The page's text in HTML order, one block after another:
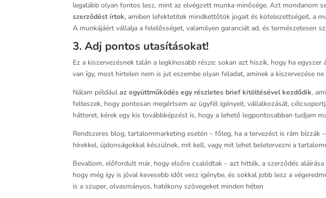
legalább olyan fontos lesz, mint az elvégzett munka minősége. Azt mondanom
szerződést írtok, amiben lefektetitek mindkettőtök jogait és kötelezettségeit, a
A munkájáért vállalja a felelősséget, valamilyen garanciát ad, és természetesen
3. Adj pontos utasításokat!
Ez a kiszervezésnek talán a legkínosabb része: sokan azt hiszik, hogy ha
van így, most hirtelen nem is jut eszembe olyan feladat, aminek a kiszervezése
Nálam példáulaz együttműködés egy részletes brief kitöltésével kezdődik,
felteszek, hogy pontosan megértsem az ügyfél igényeit, vállalkozását,
hátteret, kérek egy kis továbbképzést is, hogy a lehető legpontosabban tudjam
Rendszeres blog, tartalommarketing esetén – főleg, ha a tervezést is rám
hírekkel, újdonságokkal készülnek, mit kell, vagy mit lehet beletervezni a
Bevallom, előfordult már, hogy elsőre csalódtak – azt hitték, a szerződés
hogy még így is jóval kevesebb időt vesz igénybe, és sokkal jobb lesz a
is a szuper, olvasmányos, hatékony szövegeket minden héten